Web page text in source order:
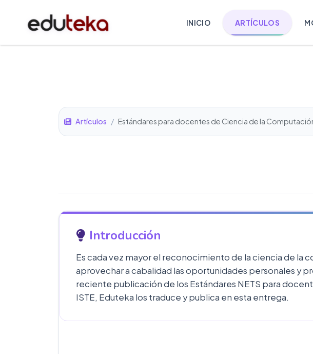
INICIO ARTÍCULOS
Artículos / Estándares para docentes de Ciencia de la
Introducción
Es cada vez mayor el reconocimiento de la ciencia de la
aprovechar a cabalidad las oportunidades personales y
reciente publicación de los Estándares NETS para
ISTE, Eduteka los traduce y publica en esta entrega.